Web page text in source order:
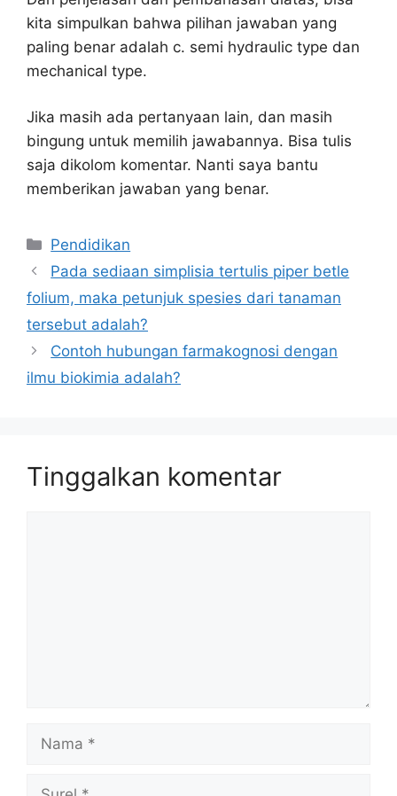
kita simpulkan bahwa pilihan jawaban yang
paling benar adalah c. semi hydraulic type dan
mechanical type.
Jika masih ada pertanyaan lain, dan masih
bingung untuk memilih jawabannya. Bisa tulis
saja dikolom komentar. Nanti saya bantu
memberikan jawaban yang benar.
Kategori
Pendidikan
Pada sediaan simplisia tertulis piper betle
folium, maka petunjuk spesies dari tanaman
tersebut adalah?
Contoh hubungan farmakognosi dengan
ilmu biokimia adalah?
Tinggalkan komentar
Nama
Surel